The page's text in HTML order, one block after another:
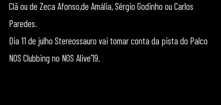
Clã ou de Zeca Afonso,de Amália, Sérgio Godinho ou Carlos
Paredes.
Dia 11 de julho Stereossauro vai tomar conta da pista do Palco
NOS Clubbing no NOS Alive’19.